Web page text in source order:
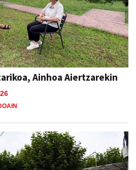
Ainhoa Aiertzarekin